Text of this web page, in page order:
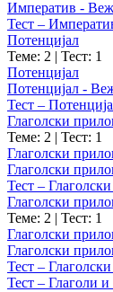
Императив -
Тест –
Потенцијал
Теме: 2 | Тест: 1
Потенцијал
Потенцијал -
Тест –
Глаголски
Теме: 2 | Тест: 1
Глаголски
Глаголски
Тест –
Глаголски
Теме: 2 | Тест: 1
Глаголски
Глаголски
Тест –
Тест – Глаголи